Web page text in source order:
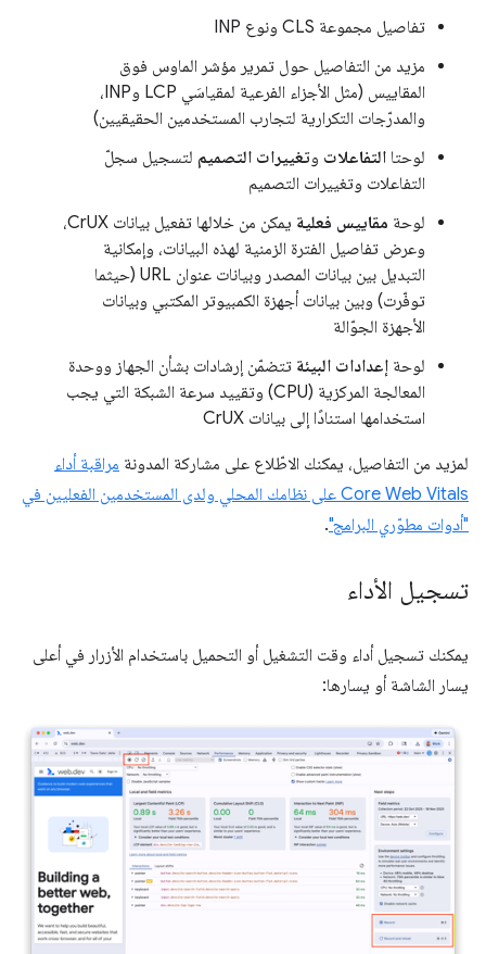
تفاصيل مجموعة CLS ونوع INP
مزيد من التفاصيل حول تمرير مؤشر الماوس فوق
المقاييس (مثل الأجزاء الفرعية لمقياسَي LCP وINP،
والمدرّجات التكرارية لتجارب المستخدمين الحقيقيين)
لوحتا التفاعلات وتغييرات التصميم لتسجيل سجلّ
التفاعلات وتغييرات التصميم
لوحة مقاييس فعلية
يمكن من خلالها تفعيل بيانات CrUX،
وعرض تفاصيل الفترة الزمنية لهذه البيانات، وإمكانية
التبديل بين بيانات المصدر وبيانات عنوان URL (حيثما
توفّرت) وبين بيانات أجهزة الكمبيوتر المكتبي وبيانات
الأجهزة الجوّالة
لوحة إعدادات البيئة تتضمّن إرشادات بشأن الجهاز ووحدة
المعالجة المركزية (CPU) وتقييد سرعة الشبكة التي يجب
استخدامها استنادًا إلى بيانات CrUX
لمزيد من التفاصيل، يمكنك الاطّلاع على مشاركة المدونة مراقبة أداء
Core Web Vitals على نظامك المحلي ولدى المستخدمين الفعليين في
"أدوات مطوّري البرامج".
تسجيل الأداء
يمكنك تسجيل أداء وقت التشغيل أو التحميل باستخدام الأزرار في أعلى
يسار الشاشة أو يسارها: